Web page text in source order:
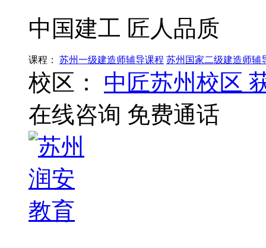
中国建工 匠人品质
课程： 苏州一级建造师辅导课程 苏州国家二级建造师辅
校区： 中匠苏州校区
在线咨询 免费通话